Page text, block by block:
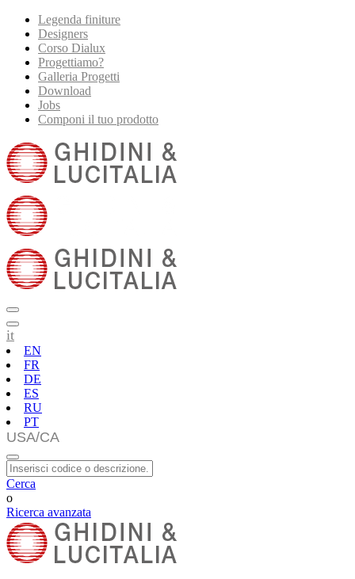
Legenda finiture
Designers
Corso Dialux
Progettiamo?
Galleria Progetti
Download
Jobs
Componi il tuo prodotto
it
EN
FR
DE
ES
RU
PT
Cerca
o
Ricerca avanzata